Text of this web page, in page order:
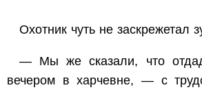
Охотник чуть не заскрежетал
— Мы же сказали, что
вечером в харчевне, — с